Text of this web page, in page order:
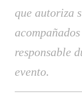
que autoriza
responsable
evento.